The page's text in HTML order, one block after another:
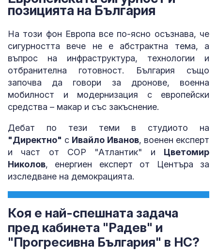
позицията на България
На този фон Европа все по-ясно осъзнава, че
сигурността вече не е абстрактна тема, а
въпрос на инфраструктура, технологии и
отбранителна готовност. България също
започва да говори за дронове, военна
мобилност и модернизация с европейски
средства – макар и със закъснение.
Дебат по тези теми в студиото на
"Директно" с Ивайло Иванов, военен експерт
и част от СОР "Атлантик" и Цветомир
Николов, енергиен експерт от Центъра за
изследване на демокрацията.
Коя е най-спешната задача
пред кабинета "Радев" и
"Прогресивна България" в НС?